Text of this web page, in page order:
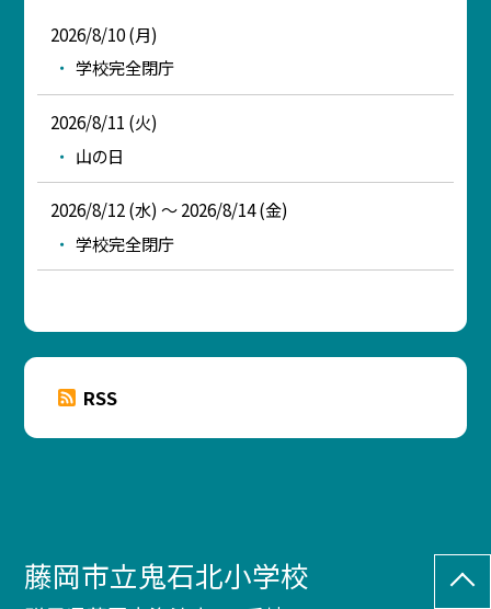
2026/8/10 (月)
学校完全閉庁
2026/8/11 (火)
山の日
2026/8/12 (水) ～ 2026/8/14 (金)
学校完全閉庁
RSS
藤岡市立鬼石北小学校